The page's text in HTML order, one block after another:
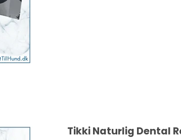
Tikki Naturlig Dental